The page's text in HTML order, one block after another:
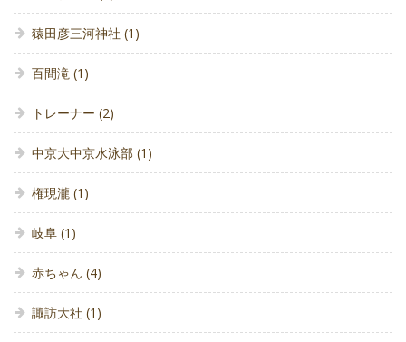
猿田彦三河神社 (1)
百間滝 (1)
トレーナー (2)
中京大中京水泳部 (1)
権現瀧 (1)
岐阜 (1)
赤ちゃん (4)
諏訪大社 (1)